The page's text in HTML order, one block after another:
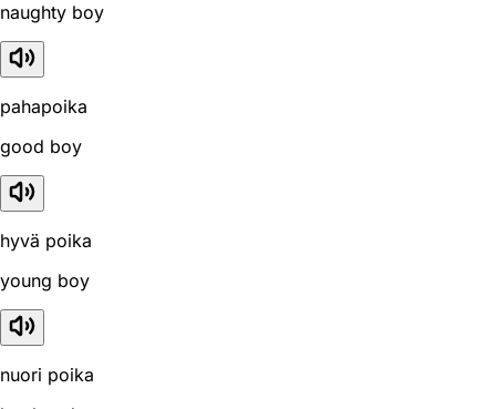
naughty boy
pahapoika
good boy
hyvä poika
young boy
nuori poika